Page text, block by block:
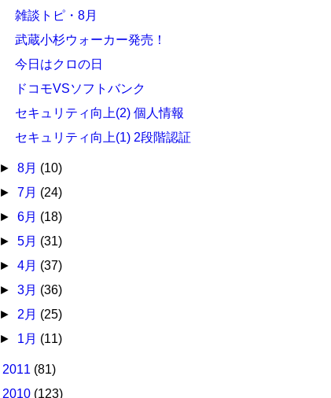
雑談トピ・8月
武蔵小杉ウォーカー発売！
今日はクロの日
ドコモVSソフトバンク
セキュリティ向上(2) 個人情報
セキュリティ向上(1) 2段階認証
►8月 (10)
►7月 (24)
►6月 (18)
►5月 (31)
►4月 (37)
►3月 (36)
► 2月 (25)
► 1月 (11)
2011 (81)
2010 (123)